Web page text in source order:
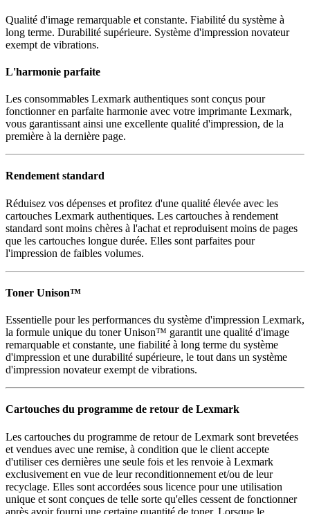
Qualité d'image remarquable et constante. Fiabilité du système à
long terme. Durabilité supérieure. Système d'impression novateur
exempt de vibrations.
L'harmonie parfaite
Les consommables Lexmark authentiques sont conçus pour
fonctionner en parfaite harmonie avec votre imprimante Lexmark,
vous garantissant ainsi une excellente qualité d'impression, de la
première à la dernière page.
Rendement standard
Réduisez vos dépenses et profitez d'une qualité élevée avec les
cartouches Lexmark authentiques. Les cartouches à rendement
standard sont moins chères à l'achat et reproduisent moins de pages
que les cartouches longue durée. Elles sont parfaites pour
l'impression de faibles volumes.
Toner Unison™
Essentielle pour les performances du système d'impression Lexmark,
la formule unique du toner Unison™ garantit une qualité d'image
remarquable et constante, une fiabilité à long terme du système
d'impression et une durabilité supérieure, le tout dans un système
d'impression novateur exempt de vibrations.
Cartouches du programme de retour de Lexmark
Les cartouches du programme de retour de Lexmark sont brevetées
et vendues avec une remise, à condition que le client accepte
d'utiliser ces dernières une seule fois et les renvoie à Lexmark
exclusivement en vue de leur reconditionnement et/ou de leur
recyclage. Elles sont accordées sous licence pour une utilisation
unique et sont conçues de telle sorte qu'elles cessent de fonctionner
après avoir fourni une certaine quantité de toner. Lorsque le